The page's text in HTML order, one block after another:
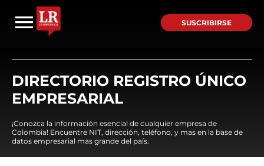
SUSCRIBIRSE
DIRECTORIO REGISTRO ÚNICO
EMPRESARIAL
¡Conozca la información esencial de cualquier empresa de
Colombia! Encuentre NIT, dirección, teléfono, y mas en la base de
datos empresarial mas grande del país.